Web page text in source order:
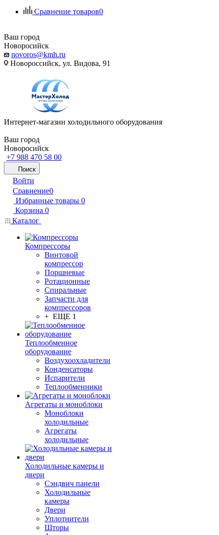
Сравнение товаров0
Ваш город
Новоросийск
novoros@kmh.ru
Новороссийск, ул. Видова, 91
Интернет-магазин холодильного оборудования
Ваш город
Новоросийск
+7 988 470 58 00
Поиск
Войти
Сравнение0
Избранные товары 0
Корзина 0
Каталог
Компрессоры
Винтовой
компрессор
Поршневые
Ротационные
Спиральные
Запчасти для
компрессоров
+ ЕЩЕ 1
Теплообменное
оборудование
Воздухоохладители
Конденсаторы
Испарители
Теплообменники
Агрегаты и моноблоки
Моноблоки
холодильные
Агрегаты
холодильные
Холодильные камеры и
двери
Сэндвич панели
Холодильные
камеры
Двери
Уплотнители
Шторы